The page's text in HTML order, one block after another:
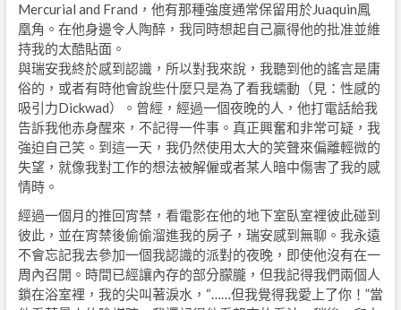
Mercurial and Frand，他有那種強度通常保留用於Juaquin鳳
凰角。在他身邊令人陶醉，我同時想起自己贏得他的批准並維
持我的太酷貼面。
與瑞安我終於感到認識，所以對我來說，我聽到他的謠言是庸
俗的，或者有時他會說些什麼只是為了看我蠕動（見：性感的
吸引力Dickwad）。曾經，經過一個夜晚的人，他打電話給我
告訴我他赤身醒來，不記得一件事。真正興奮和非常可疑，我
強迫自己笑。到這一天，我仍然使用太大的笑聲來偏離輕微的
失望，就像我對工作的想法被解僱或者某人暗中傷害了我的感
情時。
經過一個月的推回宵禁，看電影在他的地下室臥室裡彼此碰到
彼此，並在宵禁後偷偷溜進我的房子，瑞安感到無聊。我永遠
不會忘記我去參加一個我認識的派對的夜晚，即使他沒有在一
周內召開。時間已經讓內存的部分朦朧，但我記得我們兩個人
鎖在浴室裡，我的尖叫著淚水，“……但我覺得我愛上了你！”當